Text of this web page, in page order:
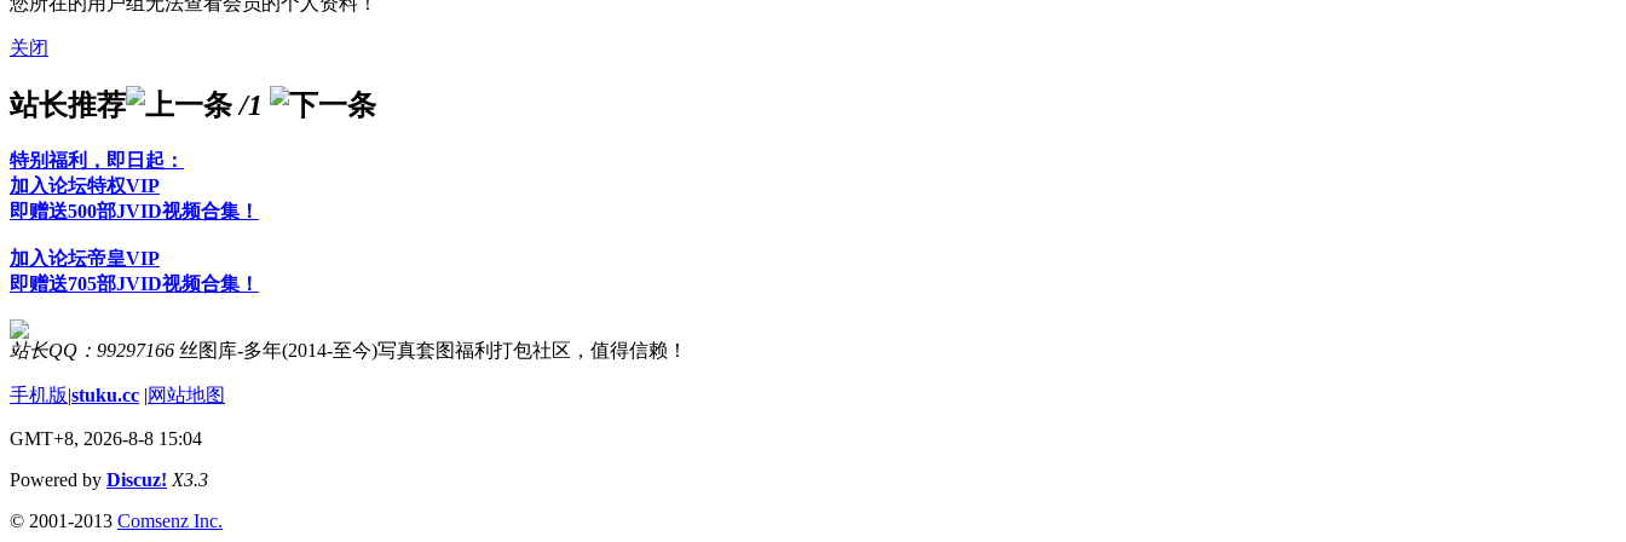
关闭
站长推荐 /1
特别福利，即日起：
加入论坛特权VIP
即赠送500部JVID视频合集！
加入论坛帝皇VIP
即赠送705部JVID视频合集！
站长QQ：99297166 丝图库-多年(2014-至今)写真套图福利打包社区，值得信赖！
手机版|stuku.cc |网站地图
GMT+8, 2026-8-8 15:04
Powered by Discuz! X3.3
© 2001-2013 Comsenz Inc.